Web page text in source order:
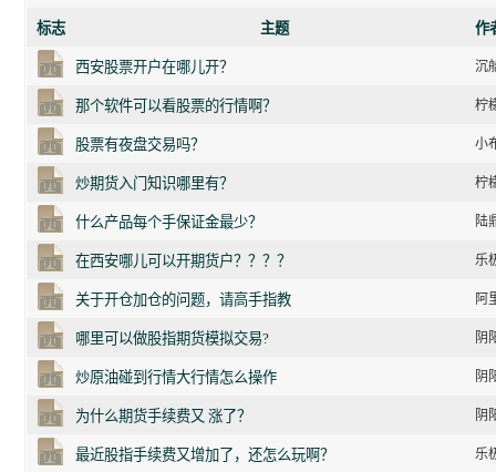
标志 主题 作
西安股票开户在哪儿开？ 沉
那个软件可以看股票的行情啊？ 柠
股票有夜盘交易吗？ 小
炒期货入门知识哪里有？ 柠
什么产品每个手保证金最少？ 陆
在西安哪儿可以开期货户？？？？ 乐
关于开仓加仓的问题，请高手指教 阿
哪里可以做股指期货模拟交易? 阴
炒原油碰到行情大行情怎么操作 阴
为什么期货手续费又 涨了？ 阴
最近股指手续费又增加了，还怎么玩啊？ 乐